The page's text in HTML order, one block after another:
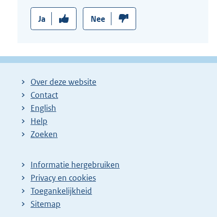
Ja Nee
Over deze website
Contact
English
Help
Zoeken
Informatie hergebruiken
Privacy en cookies
Toegankelijkheid
Sitemap